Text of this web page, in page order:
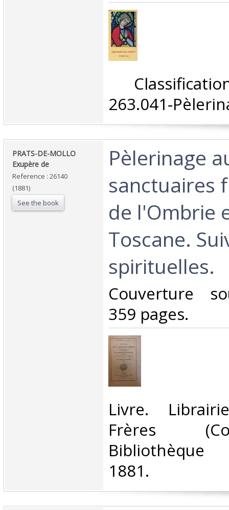
263.041-
‎PRATS-DE-MOLLO
Exupère de ‎
Reference : 26140
(1881)
See the book
‎Pèlerinage
sanctuaires
de l'Ombrie
Toscane.
spirituelles.‎
‎Couverture
359 pages.‎
‎Livre.
Frères
Bibliothèque
1881.‎